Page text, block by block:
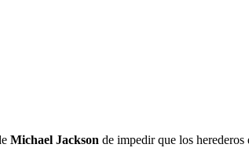
Michael Jackson de impedir que los herederos